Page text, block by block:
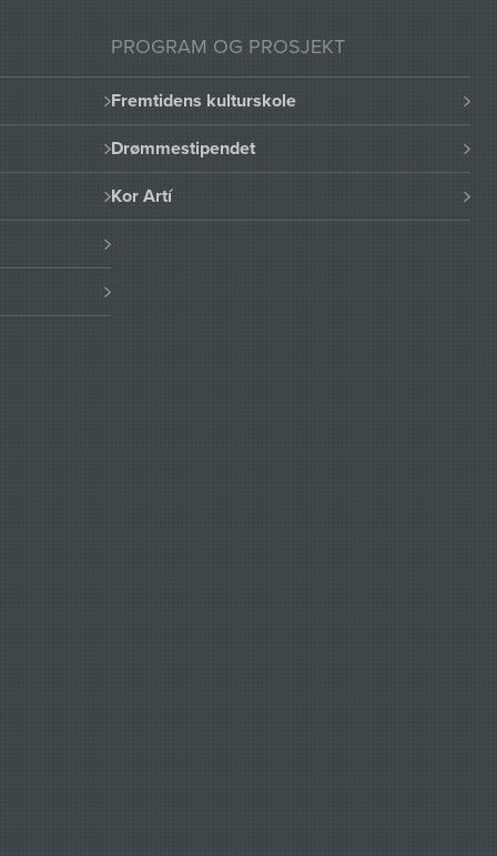
PROGRAM OG PROSJEKT
Fremtidens kulturskole
Drømmestipendet
Kor Artí